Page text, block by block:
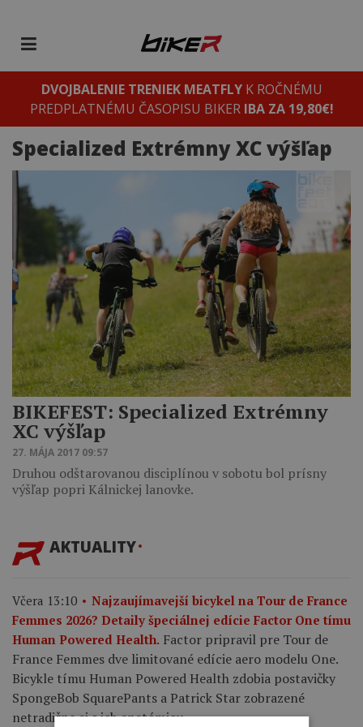
DVOJBALENIE TRENIEK MEATFLYK ROČNÉMU
PREDPLATNÉMU ČASOPISU BIKER IBA ZA 19,80€!
Specialized Extrémny XC výšľap
BIKEFEST: Specialized Extrémny
XC výšľap
27. MÁJA 2017 09:57
Druhou odštarovanou disciplínou v sobotu bol prísny
výšľap popri Kálnickej lanovke.
AKTUALITY
Včera 13:10
Najzaujímavejší bicykel na Tour de France
Femmes 2026? Detaily špeciálnej edície Factor One tímu
Human Powered Health. Factor pripravil pre Tour de
France Femmes dve limitované edície aero modelu One.
Bicykle tímu Human Powered Health zdobia postavičky
SpongeBob SquarePants a Patrick Star zobrazené
netradične aj s ich anatómiou.